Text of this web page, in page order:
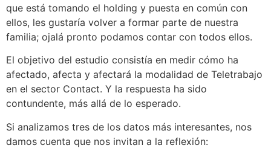
que está tomando el holding y puesta en común con
ellos, les gustaría volver a formar parte de nuestra
familia; ojalá pronto podamos contar con todos ellos.
El objetivo del estudio consistía en medir cómo ha
afectado, afecta y afectará la modalidad de Teletrabajo
en el sector Contact. Y la respuesta ha sido
contundente, más allá de lo esperado.
Si analizamos tres de los datos más interesantes, nos
damos cuenta que nos invitan a la reflexión: